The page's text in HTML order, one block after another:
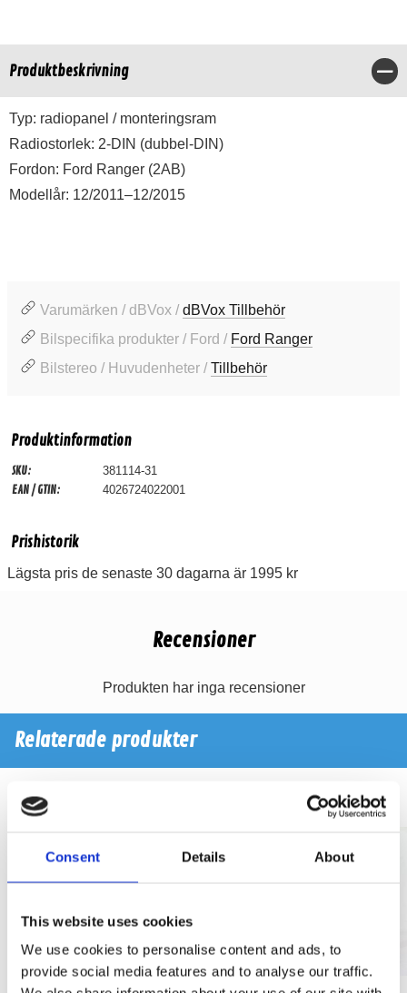
Consent Details About
This website uses cookies
We use cookies to personalise content and ads, to
provide social media features and to analyse our traffic.
Produktbeskrivning
Typ: radiopanel / monteringsram
Radiostorlek: 2-DIN (dubbel-DIN)
Fordon: Ford Ranger (2AB)
Modellår: 12/2011–12/2015
Varumärken / dBVox /dBVox Tillbehör
Bilspecifika produkter / Ford / Ford Ranger
Bilstereo / Huvudenheter /Tillbehör
Produktinformation
SKU: 381114-31
EAN / GTIN: 4026724022001
Prishistorik
Lägsta pris de senaste 30 dagarna är 1995 kr
Recensioner
Produkten har inga recensioner
Relaterade produkter